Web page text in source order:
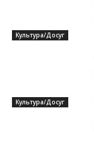
Культура/Досуг
Культура/Досуг